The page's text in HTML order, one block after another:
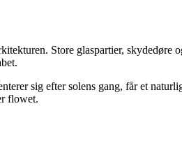
Store glaspartier,
sig efter solens gang, får et
flowet.